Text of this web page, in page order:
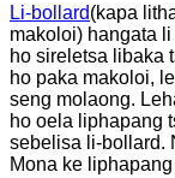
Li-bollard(kapa
makoloi) hangata
ho sireletsa libaka
ho paka makoloi,
seng molaong.
ho oela liphapang
sebelisa li-bollard.
Mona ke